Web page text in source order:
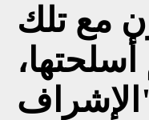
مع تلك